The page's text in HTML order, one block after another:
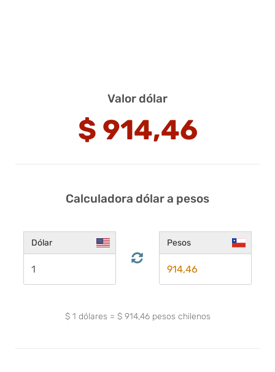
Valor dólar
$ 914,46
Calculadora dólar a pesos
Dólar Pesos
$ 1 dólares = $ 914,46pesos chilenos